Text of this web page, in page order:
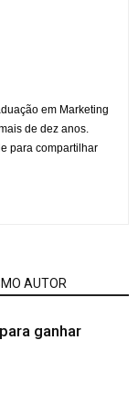
em Marketing
de dez anos.
para compartilhar
AUTOR
ganhar